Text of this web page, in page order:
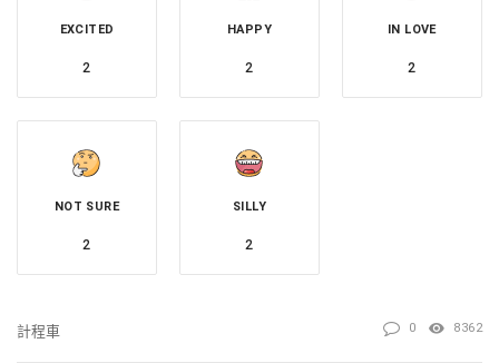
盤枝交錯、密密麻麻，她認為像極了恐怖電的畫面。
除了詭異的樹根以外，她發現司機也在車廂裡掛滿各式
各樣的佛牌，顯然有鮮明的宗教立場，且還播放著念誦
佛經的音樂。
EXCITED
2
HAPPY
2
IN LOVE
2
NOT SURE
2
SILLY
2
計程車 0 8362